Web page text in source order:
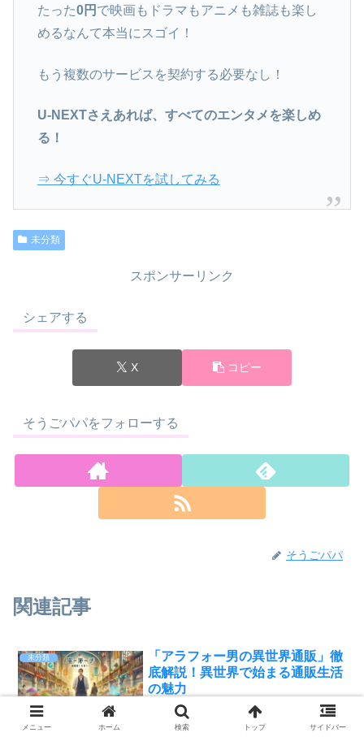
たった0円 で映画もドラマもアニメも雑誌も楽し
めるなんて本当にスゴイ！
もう複数のサービスを契約する必要なし！
U-NEXTさえあれば、すべてのエンタメを楽しめ
る！
⇒ 今すぐU-NEXTを試してみる
未分類
スポンサーリンク
シェアする
X コピー
そうごパパをフォローする
そうごパパ
関連記事
未分類
「アラフォー男の異世界通販」徹
底解説！異世界で始まる通販生活
の魅力
「アラフォー男の異世界通販」は、異世
界を舞台に繰り広げられる独特な通販生
メニュー ホーム 検索 トップ サイドバー